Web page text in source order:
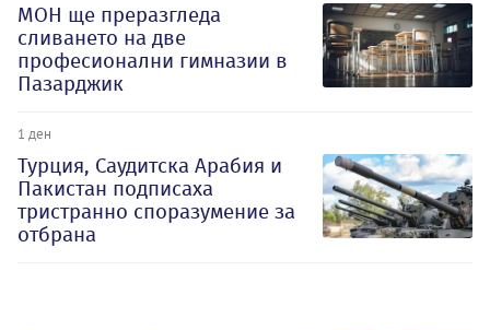
МОН ще преразгледа
сливането на две
професионални гимназии в
Пазарджик
1 ден
Турция, Саудитска Арабия и
Пакистан подписаха
тристранно споразумение за
отбрана